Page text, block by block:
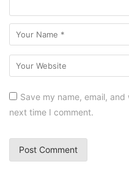
Save my name, email,
next time I comment.